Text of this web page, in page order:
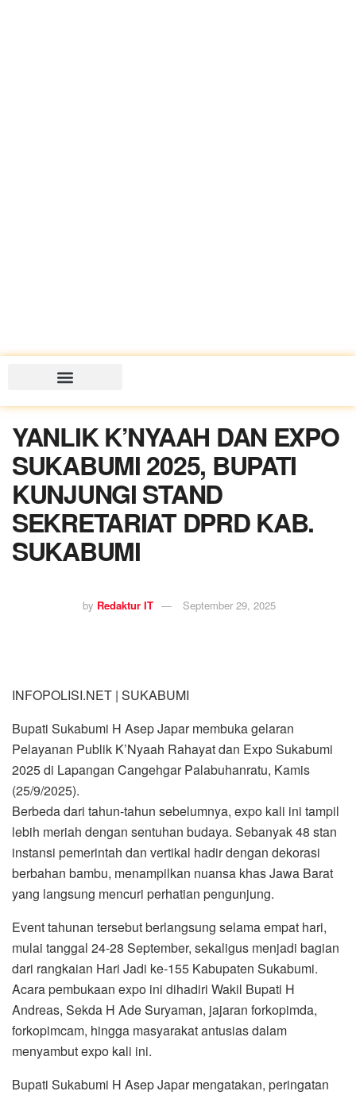
YANLIK K’NYAAH DAN EXPO
SUKABUMI 2025, BUPATI
KUNJUNGI STAND
SEKRETARIAT DPRD KAB.
SUKABUMI
by Redaktur IT September 29, 2025
INFOPOLISI.NET | SUKABUMI
Bupati Sukabumi H Asep Japar membuka gelaran
Pelayanan Publik K’Nyaah Rahayat dan Expo Sukabumi
2025 di Lapangan Cangehgar Palabuhanratu, Kamis
(25/9/2025).
Berbeda dari tahun-tahun sebelumnya, expo kali ini tampil
lebih meriah dengan sentuhan budaya. Sebanyak 48 stan
instansi pemerintah dan vertikal hadir dengan dekorasi
berbahan bambu, menampilkan nuansa khas Jawa Barat
yang langsung mencuri perhatian pengunjung.
Event tahunan tersebut berlangsung selama empat hari,
mulai tanggal 24-28 September, sekaligus menjadi bagian
dari rangkaian Hari Jadi ke-155 Kabupaten Sukabumi.
Acara pembukaan expo ini dihadiri Wakil Bupati H
Andreas, Sekda H Ade Suryaman, jajaran forkopimda,
forkopimcam, hingga masyarakat antusias dalam
menyambut expo kali ini.
Bupati Sukabumi H Asep Japar mengatakan, peringatan